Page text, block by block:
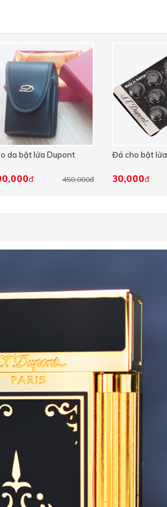
da bật lửa Dupont
450,000đ
đ
Đá cho bật
30,000đ